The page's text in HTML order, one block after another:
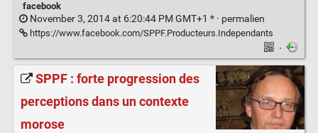
facebook
November 3, 2014 at 6:20:44 PM GMT+1 * · permalien
https://www.facebook.com/SPPF.Producteurs.Independants
·
SPPF : forte progression des
perceptions dans un contexte
morose